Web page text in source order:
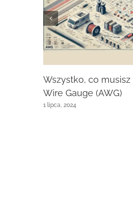
Wszystko, co
Wire Gauge (AWG)
1 lipca, 2024